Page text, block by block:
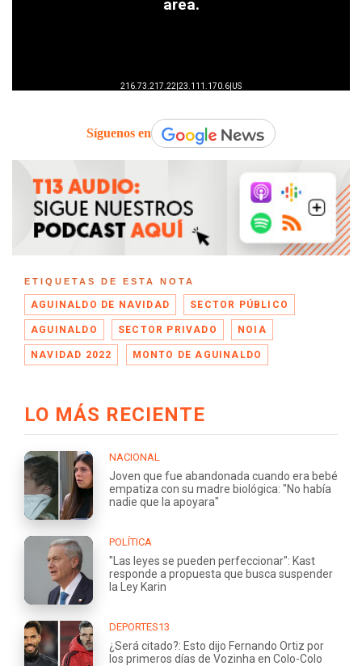
Síguenos en
ETIQUETAS DE ESTA NOTA
AGUINALDO DE NAVIDAD SECTOR PÚBLICO
AGUINALDO SECTOR PRIVADO NOIA
NAVIDAD 2022 MONTO DE AGUINALDO
LO MÁS RECIENTE
NACIONAL
Joven que fue abandonada cuando era bebé
empatiza con su madre biológica: "No había
nadie que la apoyara"
POLÍTICA
"Las leyes se pueden perfeccionar": Kast
responde a propuesta que busca suspender
la Ley Karin
DEPORTES13
¿Será citado?: Esto dijo Fernando Ortiz por
los primeros días de Vozinha en Colo-Colo